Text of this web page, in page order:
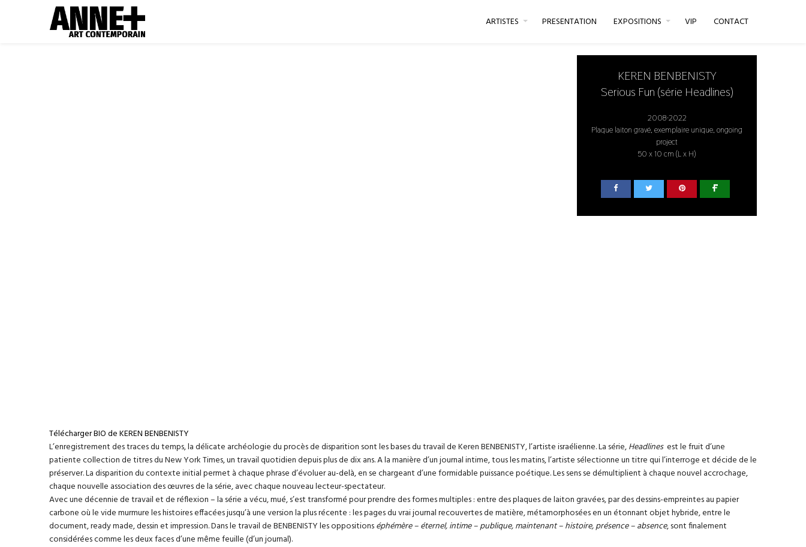
ARTISTES PRESENTATION EXPOSITIONS VIP CONTACT
KEREN BENBENISTY
Serious Fun (série Headlines)
2008-2022
Plaque laiton gravé, exemplaire unique, ongoing
project
50 x 10 cm (L x H)
Télécharger BIO de KEREN BENBENISTY
L’enregistrement des traces du temps, la délicate archéologie du procès de disparition sont les bases du travail de Keren BENBENISTY, l’artiste israélienne. La série,Headlinesest le fruit d’une
patiente collection de titres du New York Times, un travail quotidien depuis plus de dix ans. A la manière d’un journal intime, tous les matins, l’artiste sélectionne un titre qui l’interroge et décide de le
préserver. La disparition du contexte initial permet à chaque phrase d’évoluer au-delà, en se chargeant d’une formidable puissance poétique. Les sens se démultiplient à chaque nouvel accrochage,
chaque nouvelle association des œuvres de la série, avec chaque nouveau lecteur-spectateur.
Avec une décennie de travail et de réflexion – la série a vécu, mué, s’est transformé pour prendre des formes multiples : entre des plaques de laiton gravées, par des dessins-empreintes au papier
carbone où le vide murmure les histoires effacées jusqu’à une version la plus récente : les pages du vrai journal recouvertes de matière, métamorphosées en un étonnant objet hybride, entre le
document, ready made, dessin et impression. Dans le travail de BENBENISTY les oppositionséphémère – éternel, intime – publique, maintenant – histoire, présence – absence, sont finalement
considérées comme les deux faces d’une même feuille (d’un journal).